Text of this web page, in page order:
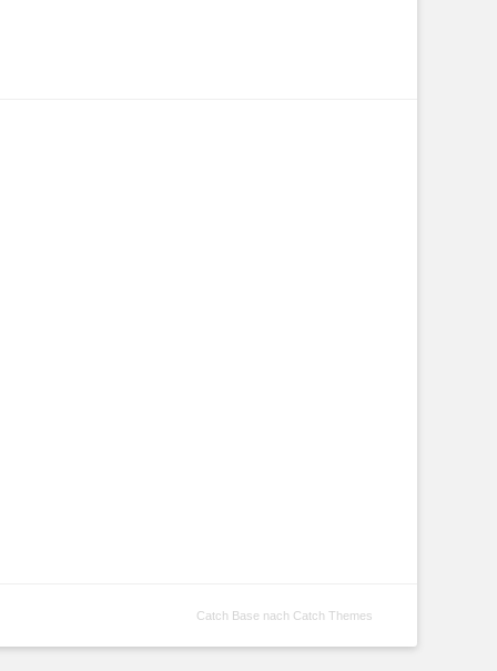
Catch Base nach Catch Themes